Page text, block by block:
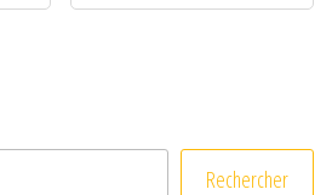
Rechercher